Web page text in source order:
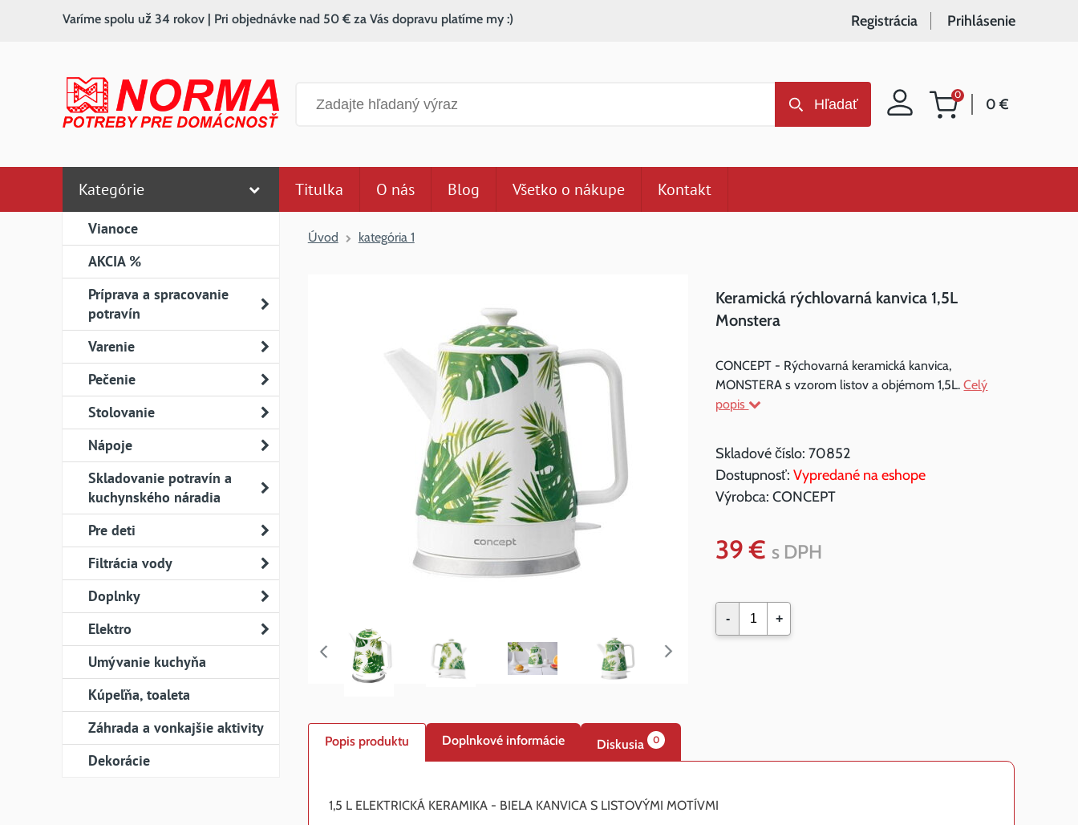
Nákupný
0
0 €
Hľadať
Varíme spolu už 34 rokov | Pri objednávke nad 50 € za Vás dopravu platíme my :) Registrácia Prihlásenie
Kategórie
Vianoce
AKCIA %
Príprava a spracovanie
potravín
Varenie
Pečenie
Stolovanie
Nápoje
Skladovanie potravín a
kuchynského náradia
Pre deti
Filtrácia vody
Doplnky
Elektro
Umývanie kuchyňa
Kúpeľňa, toaleta
Záhrada a vonkajšie aktivity
Dekorácie
Titulka O nás Blog Všetko o nákupe Kontakt
Úvod kategória 1
Keramická rýchlovarná kanvica 1,5L
Monstera
CONCEPT - Rýchovarná keramická kanvica,
MONSTERA s vzorom listov a objémom 1,5L.Celý
popis
Skladové číslo:70852
Dostupnosť:Vypredané na eshope
Výrobca:CONCEPT
39 € s DPH
- +
Popis produktu Doplnkové informácie Diskusia 0
1,5 L ELEKTRICKÁ KERAMIKA - BIELA KANVICA ​​S LISTOVÝMI MOTÍVMI